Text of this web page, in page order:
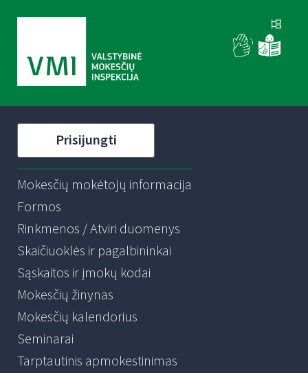
Prisijungti
Mokesčių mokėtojų informacija
Formos
Rinkmenos / Atviri duomenys
Skaičiuoklės ir pagalbininkai
Sąskaitos ir įmokų kodai
Mokesčių žinynas
Mokesčių kalendorius
Seminarai
Tarptautinis apmokestinimas